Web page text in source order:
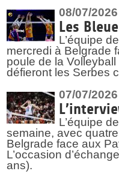
08/07/2026
Les
L’équipe
mercredi à Belgrade
poule de la
défieront les Serbes
07/07/2026
L’équipe
semaine, avec
Belgrade face aux
L’occasion
ans).